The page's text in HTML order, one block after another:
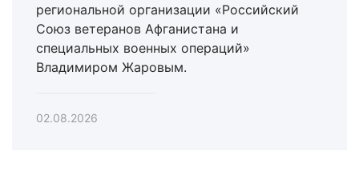
региональной организации «Российский
Союз ветеранов Афганистана и
специальных военных операций»
Владимиром Жаровым.
02.08.2026